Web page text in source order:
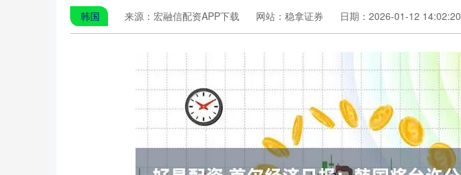
韩国 来源：宏融信配资APP下载 网站：稳拿证券 日期：2026-01-12 14:02:20